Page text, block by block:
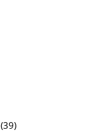
(39)